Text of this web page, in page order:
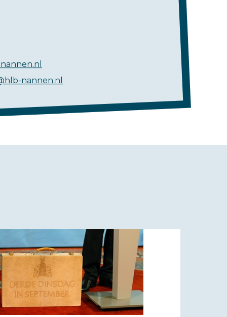
nannen.nl